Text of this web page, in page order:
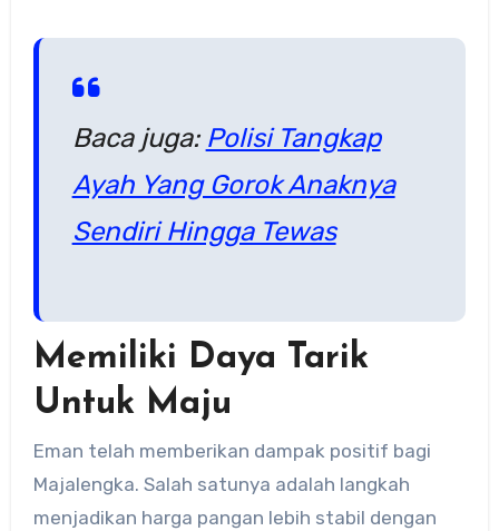
Baca juga: Polisi Tangkap
Ayah Yang Gorok Anaknya
Sendiri Hingga Tewas
Memiliki Daya Tarik
Untuk Maju
Eman telah memberikan dampak positif bagi
Majalengka. Salah satunya adalah langkah
menjadikan harga pangan lebih stabil dengan